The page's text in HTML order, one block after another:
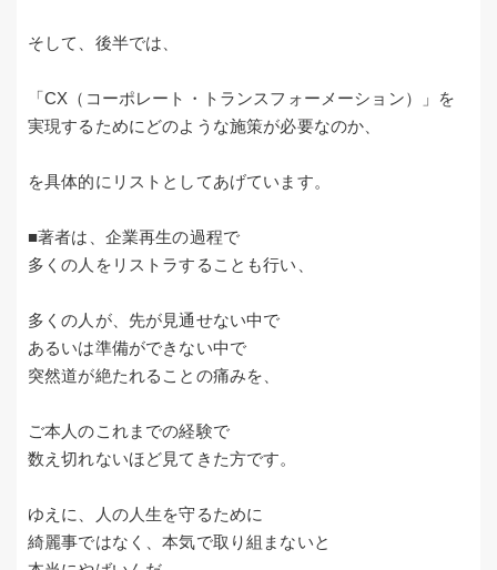
そして、後半では、
「CX（コーポレート・トランスフォーメーション）」を
実現するためにどのような施策が必要なのか、
を具体的にリストとしてあげています。
■著者は、企業再生の過程で
多くの人をリストラすることも行い、
多くの人が、先が見通せない中で
あるいは準備ができない中で
突然道が絶たれることの痛みを、
ご本人のこれまでの経験で
数え切れないほど見てきた方です。
ゆえに、人の人生を守るために
綺麗事ではなく、本気で取り組まないと